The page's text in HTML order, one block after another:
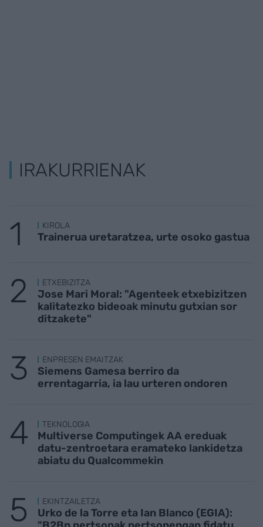
IRAKURRIENAK
KIROLA
Trainerua uretaratzea, urte osoko gastua
ETXEBIZITZA
Jose Mari Moral: "Agenteek etxebizitzen
kalitatezko bideoak minutu gutxian sor
ditzakete"
ENPRESEN EMAITZAK
Siemens Gamesa berriro da
errentagarria, ia lau urteren ondoren
TEKNOLOGIA
Multiverse Computingek AA ereduak
datu-zentroetara eramateko lankidetza
abiatu du Qualcommekin
EKINTZAILETZA
Urko de la Torre eta Ian Blanco (EGIA):